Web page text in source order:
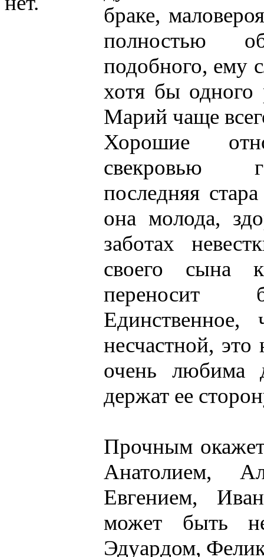
браке,
полностью
подобного, ему
хотя бы одного
Марий чаще
Хорошие
свекровью
последняя
она молода,
заботах
своего сына
переносит
Единственное,
несчастной, это
очень любима
держат ее
Прочным
Анатолием,
Евгением,
может быть
Эдуардом,